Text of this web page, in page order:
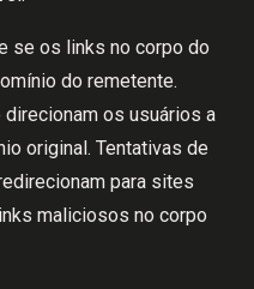
se os links no corpo do
do remetente.
os usuários a
original. Tentativas de
para sites
maliciosos no corpo